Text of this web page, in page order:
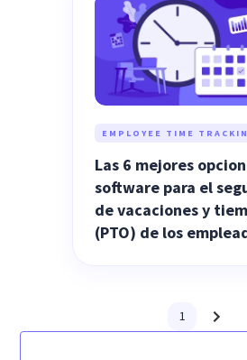
EMPLOYEE TIME
Las 6 mejores
software para el
de vacaciones y
(PTO) de los
1